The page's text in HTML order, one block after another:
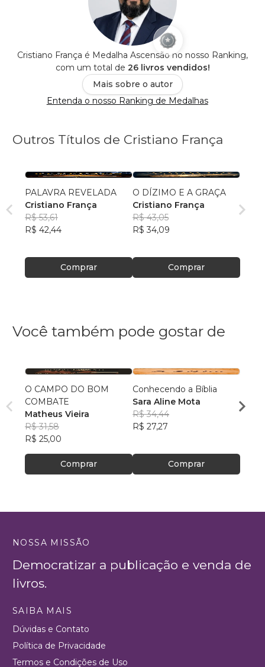
Cristiano França é Medalha Ascensão no nosso Ranking,
com um total de 26 livros vendidos!
Mais sobre o autor
Entenda o nosso Ranking de Medalhas
Outros Títulos de Cristiano França
PALAVRA REVELADA
Cristiano França
R$ 53,61
R$ 42,44
Comprar
O DÍZIMO E A GRAÇA
Cristiano França
R$ 43,05
R$ 34,09
Comprar
Você também pode gostar de
O CAMPO DO BOM
COMBATE
Matheus Vieira
R$ 31,58
R$ 25,00
Comprar
Conhecendo a Bíblia
Sara Aline Mota
R$ 34,44
R$ 27,27
Comprar
Pr
NOSSA MISSÃO
Democratizar a publicação e venda de
livros.
SAIBA MAIS
Dúvidas e Contato
Política de Privacidade
Termos e Condições de Uso